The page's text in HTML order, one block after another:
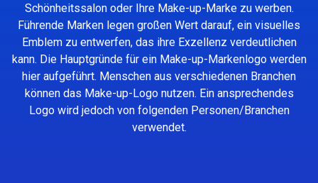
Schönheitssalon oder Ihre Make-up-Marke zu werben.
Führende Marken legen großen Wert darauf, ein visuelles
Emblem zu entwerfen, das ihre Exzellenz verdeutlichen
kann. Die Hauptgründe für ein Make-up-Markenlogo werden
hier aufgeführt. Menschen aus verschiedenen Branchen
können das Make-up-Logo nutzen. Ein ansprechendes
Logo wird jedoch von folgenden Personen/Branchen
verwendet.